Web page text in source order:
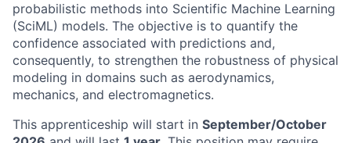
probabilistic methods into Scientific Machine Learning
(SciML) models. The objective is to quantify the
confidence associated with predictions and,
consequently, to strengthen the robustness of physical
modeling in domains such as aerodynamics,
mechanics, and electromagnetics.
This apprenticeship will start in September/October